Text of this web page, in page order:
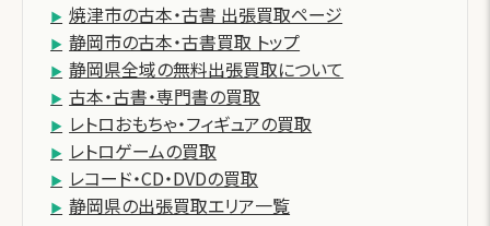
焼津市の古本・古書 出張買取ページ
静岡市の古本・古書買取 トップ
静岡県全域の無料出張買取について
古本・古書・専門書の買取
レトロおもちゃ・フィギュアの買取
レトロゲームの買取
レコード・CD・DVDの買取
静岡県の出張買取エリア一覧